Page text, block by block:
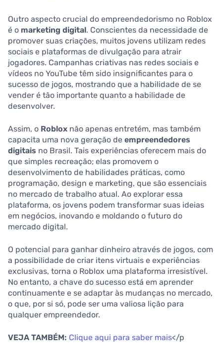
Outro aspecto crucial do empreendedorismo no Roblox
é o marketing digital. Conscientes da necessidade de
promover suas criações, muitos jovens utilizam redes
sociais e plataformas de divulgação para atrair
jogadores. Campanhas criativas nas redes sociais e
vídeos no YouTube têm sido insignificantes para o
sucesso de jogos, mostrando que a habilidade de se
vender é tão importante quanto a habilidade de
desenvolver.
Assim, o Roblox não apenas entretém, mas também
capacita uma nova geração de empreendedores
digitais no Brasil. Tais experiências oferecem mais do
que simples recreação; elas promovem o
desenvolvimento de habilidades práticas, como
programação, design e marketing, que são essenciais
no mercado de trabalho atual. Ao explorar essa
plataforma, os jovens podem transformar suas ideias
em negócios, inovando e moldando o futuro do
mercado digital.
O potencial para ganhar dinheiro através de jogos, com
a possibilidade de criar itens virtuais e experiências
exclusivas, torna o Roblox uma plataforma irresistível.
No entanto, a chave do sucesso está em aprender
continuamente e se adaptar às mudanças no mercado,
o que, por si só, pode ser uma valiosa lição para
qualquer empreendedor.
VEJA TAMBÉM: Clique aqui para saber mais</p